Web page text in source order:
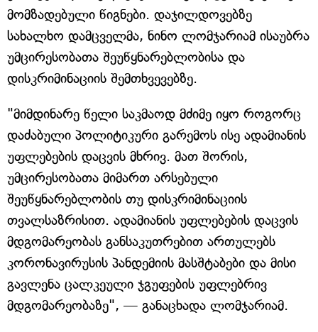
მომზადებული წიგნები. დაჯილდოვებზე
სახალხო დამცველმა, ნინო ლომჯარიამ ისაუბრა
უმცირესობათა შეუწყნარებლობისა და
დისკრიმინაციის შემთხვევებზე.
"მიმდინარე წელი საკმაოდ მძიმე იყო როგორც
დაძაბული პოლიტიკური გარემოს ისე ადამიანის
უფლებების დაცვის მხრივ. მათ შორის,
უმცირესობათა მიმართ არსებული
შეუწყნარებლობის თუ დისკრიმინაციის
თვალსაზრისით. ადამიანის უფლებების დაცვის
მდგომარეობას განსაკუთრებით ართულებს
კორონავირუსის პანდემიის მასშტაბები და მისი
გავლენა ცალკეული ჯგუფების უფლებრივ
მდგომარეობაზე", — განაცხადა ლომჯარიამ.